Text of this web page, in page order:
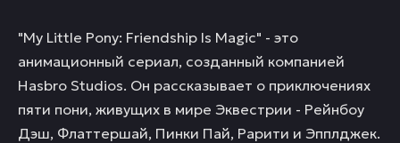
"My Little Pony: Friendship Is Magic" - это
анимационный сериал, созданный компанией
Hasbro Studios. Он рассказывает о приключениях
пяти пони, живущих в мире Эквестрии - Рейнбоу
Дэш, Флаттершай, Пинки Пай, Рарити и Эпплджек.